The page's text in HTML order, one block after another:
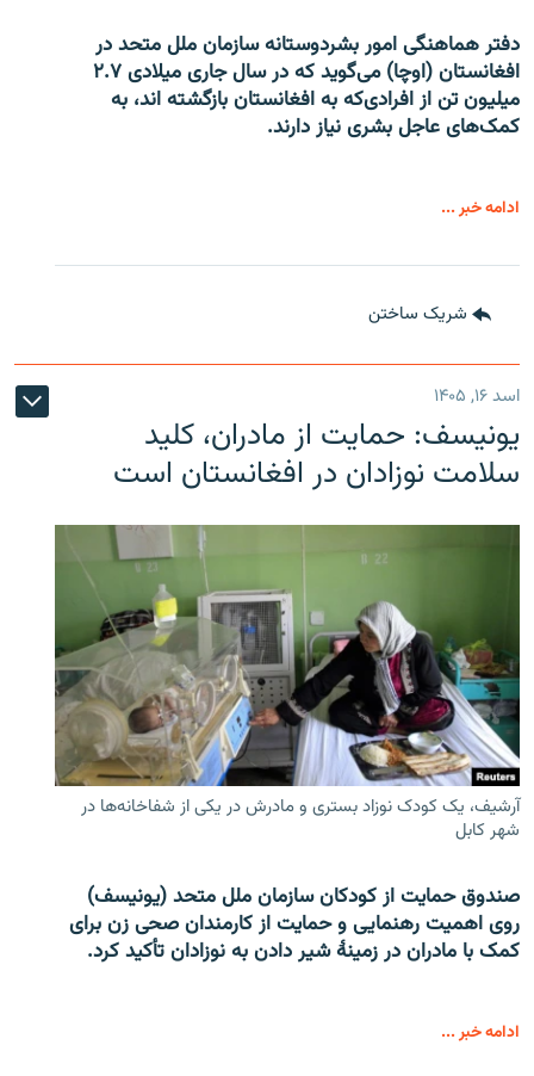
دفتر هماهنگی امور بشردوستانه سازمان ملل متحد در
افغانستان (اوچا) می‌گوید که در سال جاری میلادی ۲.۷
میلیون تن از افرادی‌که به افغانستان بازگشته اند، به
کمک‌های عاجل بشری نیاز دارند.
ادامه خبر ...
شریک ساختن
اسد ۱۶, ۱۴۰۵
یونیسف: حمایت از مادران، کلید
سلامت نوزادان در افغانستان است
آرشیف، یک کودک نوزاد بستری و مادرش در یکی از شفاخانه‌ها در
شهر کابل
صندوق حمایت از کودکان سازمان ملل متحد (یونیسف)
روی اهمیت رهنمایی و حمایت از کارمندان صحی زن برای
کمک با مادران در زمینۀ شیر دادن به نوزادان تأکید کرد.
ادامه خبر ...